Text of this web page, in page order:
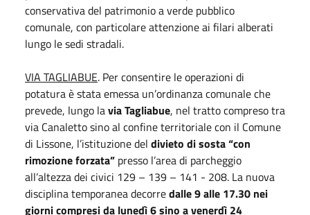
conservativa del patrimonio a verde pubblico
comunale, con particolare attenzione ai filari alberati
lungo le sedi stradali.
VIA TAGLIABUE. Per consentire le operazioni di
potatura è stata emessa un’ordinanza comunale che
prevede, lungo lavia Tagliabue, nel tratto compreso tra
via Canaletto sino al confine territoriale con il Comune
di Lissone, l’istituzione del divieto di sosta “con
rimozione forzata” presso l’area di parcheggio
all’altezza dei civici 129 – 139 – 141 - 208. La nuova
disciplina temporanea decorredalle 9 alle 17.30 nei
giorni compresi da lunedì 6 sino a venerdì 24